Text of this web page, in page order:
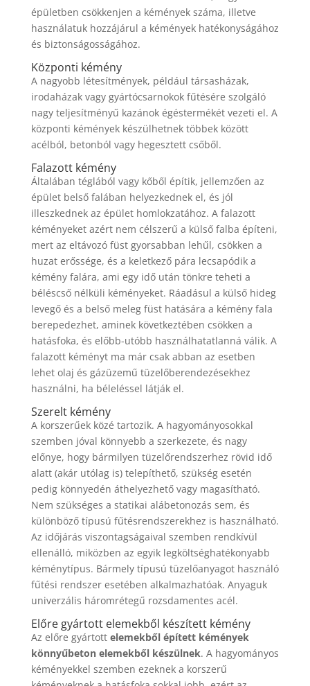
épületben csökkenjen a kémények száma, illetve
használatuk hozzájárul a kémények hatékonyságához
és biztonságosságához.
Központi kémény
A nagyobb létesítmények, például társasházak,
irodaházak vagy gyártócsarnokok fűtésére szolgáló
nagy teljesítményű kazánok égéstermékét vezeti el. A
központi kémények készülhetnek többek között
acélból, betonból vagy hegesztett csőből.
Falazott kémény
Általában téglából vagy kőből építik, jellemzően az
épület belső falában helyezkednek el, és jól
illeszkednek az épület homlokzatához. A falazott
kéményeket azért nem célszerű a külső falba építeni,
mert az eltávozó füst gyorsabban lehűl, csökken a
huzat erőssége, és a keletkező pára lecsapódik a
kémény falára, ami egy idő után tönkre teheti a
béléscső nélküli kéményeket. Ráadásul a külső hideg
levegő és a belső meleg füst hatására a kémény fala
berepedezhet, aminek következtében csökken a
hatásfoka, és előbb-utóbb használhatatlanná válik. A
falazott kéményt ma már csak abban az esetben
lehet olaj és gázüzemű tüzelőberendezésekhez
használni, ha béleléssel látják el.
Szerelt kémény
A korszerűek közé tartozik. A hagyományosokkal
szemben jóval könnyebb a szerkezete, és nagy
előnye, hogy bármilyen tüzelőrendszerhez rövid idő
alatt (akár utólag is) telepíthető, szükség esetén
pedig könnyedén áthelyezhető vagy magasítható.
Nem szükséges a statikai alábetonozás sem, és
különböző típusú fűtésrendszerekhez is használható.
Az időjárás viszontagságaival szemben rendkívül
ellenálló, miközben az egyik legköltséghatékonyabb
kéménytípus. Bármely típusú tüzelőanyagot használó
fűtési rendszer esetében alkalmazhatóak. Anyaguk
univerzális háromrétegű rozsdamentes acél.
Előre gyártott elemekből készített kémény
Az előre gyártott elemekből épített kémények
könnyűbeton elemekből készülnek. A hagyományos
kéményekkel szemben ezeknek a korszerű